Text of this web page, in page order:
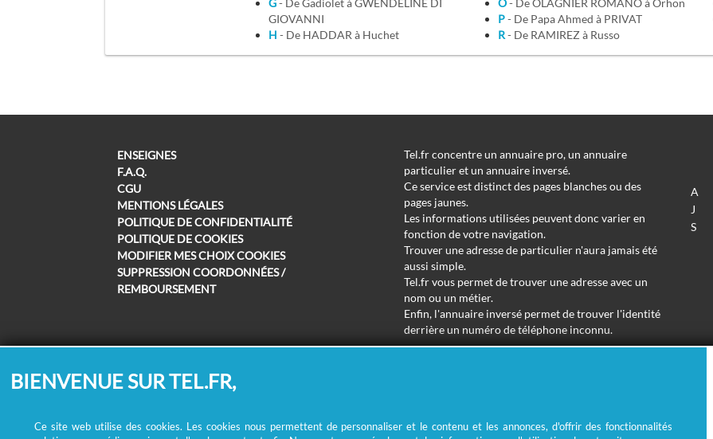
GIOVANNI
H
- De HADDAR à Huchet
P
- De Papa Ahmed à PRIVAT
R
- De RAMIREZ à Russo
ENSEIGNES
F.A.Q.
CGU
MENTIONS LÉGALES
POLITIQUE DE CONFIDENTIALITÉ
POLITIQUE DE COOKIES
MODIFIER MES CHOIX COOKIES
SUPPRESSION COORDONNÉES /
REMBOURSEMENT
Tel.fr concentre un annuaire pro, un annuaire
particulier et un annuaire inversé.
Ce service est distinct des pages blanches ou des
pages jaunes.
Les informations utilisées peuvent donc varier en
fonction de votre navigation.
Trouver une adresse de particulier n'aura jamais été
aussi simple.
Tel.fr vous permet de trouver une adresse avec un
nom ou un métier.
Enfin, l'annuaire inversé permet de trouver l'identité
derrière un numéro de téléphone inconnu.
A
J
S
BIENVENUE SUR TEL.FR,
Ce site web utilise des cookies. Les cookies nous permettent de personnaliser et le contenu et les annonces, d'offrir des fonctionnalités